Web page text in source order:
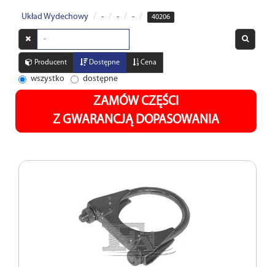
Układ Wydechowy - - - 40206
Wyszukaj
w
opisachProducent Dostępne Cena
wszystko dostępne
ZAMÓW CZĘŚCI
Z GWARANCJĄ DOPASOWANIA